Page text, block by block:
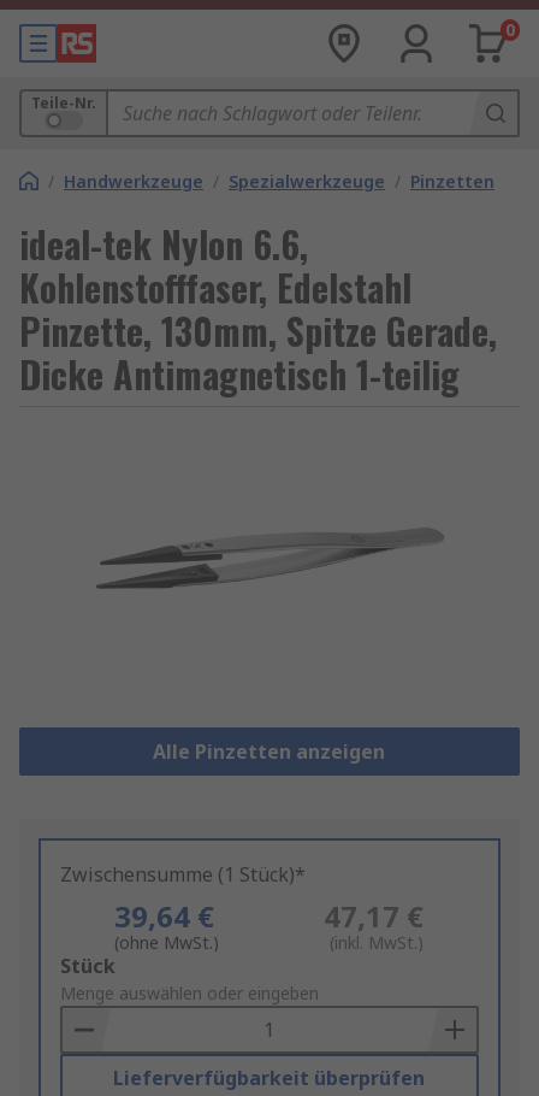
0
Teile-Nr.
/ Handwerkzeuge / Spezialwerkzeuge / Pinzetten
ideal-tek Nylon 6.6,
Kohlenstofffaser, Edelstahl
Pinzette, 130mm, Spitze Gerade,
Dicke Antimagnetisch 1-teilig
Alle Pinzetten anzeigen
Zwischensumme (1 Stück)*
39,64 €
(ohne MwSt.)
47,17 €
(inkl. MwSt.)
Add
to
Basket
Stück
Menge auswählen oder eingeben
Lieferverfügbarkeit überprüfen